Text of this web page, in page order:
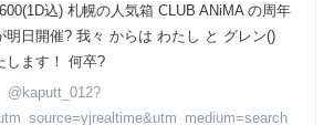
込) 札幌の人気箱 CLUB ANiMA の周年
明日開催? 我々 からは わたし と グレン()
します！ 何卒?
@kaputt_012?